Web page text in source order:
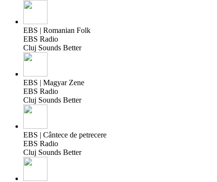
EBS | Romanian Folk
EBS Radio
Cluj Sounds Better
EBS | Magyar Zene
EBS Radio
Cluj Sounds Better
EBS | Cântece de petrecere
EBS Radio
Cluj Sounds Better